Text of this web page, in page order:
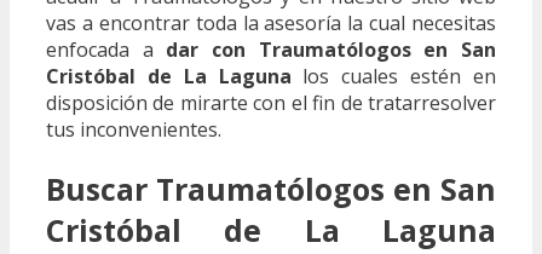
vas a encontrar toda la asesoría la cual necesitas
enfocada a dar con Traumatólogos en San
Cristóbal de La Laguna los cuales estén en
disposición de mirarte con el fin de tratarresolver
tus inconvenientes.
Buscar Traumatólogos en San
Cristóbal de La Laguna